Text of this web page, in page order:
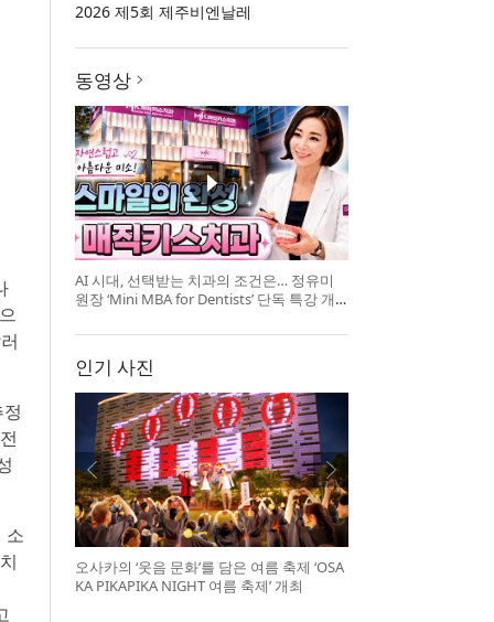
소
2026 제5회 제주비엔날레
동영상
AI 시대, 선택받는 치과의 조건은… 정유미
원장 ‘Mini MBA for Dentists’ 단독 특강 개
인기 사진
오사카의 ‘웃음 문화’를 담은 여름 축제 ‘OSA
KA PIKAPIKA NIGHT 여름 축제’ 개최